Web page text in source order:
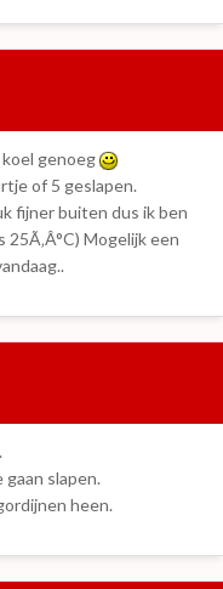
genoeg
of 5 geslapen.
fijner buiten dus ik ben
Mogelijk een
slapen.
heen.